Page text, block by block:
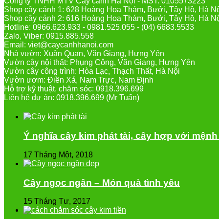
Shop cây cảnh 1: 628 Hoàng Hoa Thám, Bưởi, Tây Hồ, Hà
Shop cây cảnh 2: 616 Hoàng Hoa Thám, Bưởi, Tây Hồ, Hà
Hotline: 0966.623.933 - 0981.525.055 - (04) 6683.5533
Zalo, Viber: 0915.885.558
Email: viet@caycanhhanoi.com
Nhà vườn: Xuân Quan, Văn Giang, Hưng Yên
Vườn cây nội thất: Phụng Công, Văn Giang, Hưng Yên
Vườn cây công trình: Hòa Lạc, Thạch Thất, Hà Nội
Vườn ươm: Điền Xá, Nam Trực, Nam Định
Hỗ trợ kỹ thuật, chăm sóc: 0918.396.699
Liên hệ dự án: 0918.396.699 (Mr Tuấn)
Ý nghĩa cây kim phát tài, cây hợp với
17 Tháng Một, 2018
Cây ngọc ngân – Món quà tình yêu
15 Tháng Tư, 2017